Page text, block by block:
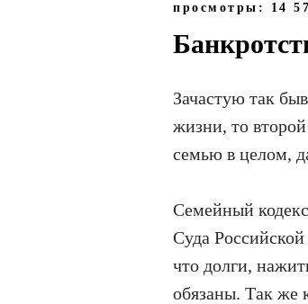
просмотры: 14
Зачастую так
жизни, то
семью в целом,
Семейный
Суда
что долги,
обязаны. Так же